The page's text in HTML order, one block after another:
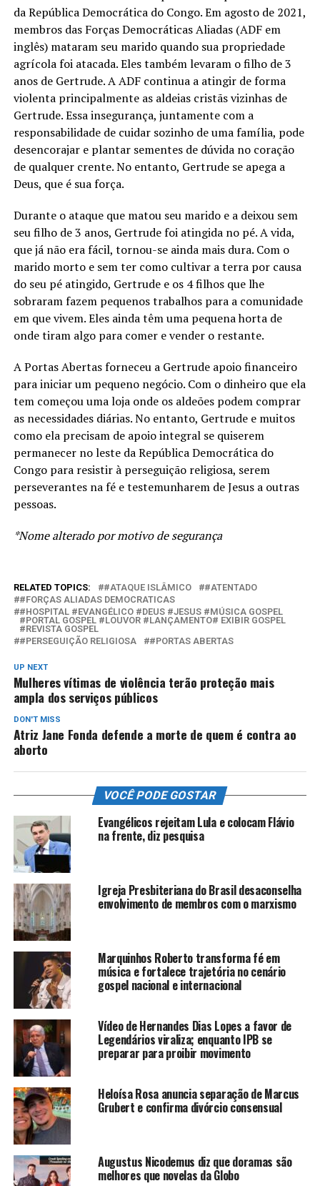
da República Democrática do Congo. Em agosto de 2021,
membros das Forças Democráticas Aliadas (ADF em
inglês) mataram seu marido quando sua propriedade
agrícola foi atacada. Eles também levaram o filho de 3
anos de Gertrude. A ADF continua a atingir de forma
violenta principalmente as aldeias cristãs vizinhas de
Gertrude. Essa insegurança, juntamente com a
responsabilidade de cuidar sozinho de uma família, pode
desencorajar e plantar sementes de dúvida no coração
de qualquer crente. No entanto, Gertrude se apega a
Deus, que é sua força.
Durante o ataque que matou seu marido e a deixou sem
seu filho de 3 anos, Gertrude foi atingida no pé. A vida,
que já não era fácil, tornou-se ainda mais dura. Com o
marido morto e sem ter como cultivar a terra por causa
do seu pé atingido, Gertrude e os 4 filhos que lhe
sobraram fazem pequenos trabalhos para a comunidade
em que vivem. Eles ainda têm uma pequena horta de
onde tiram algo para comer e vender o restante.
A Portas Abertas forneceu a Gertrude apoio financeiro
para iniciar um pequeno negócio. Com o dinheiro que ela
tem começou uma loja onde os aldeões podem comprar
as necessidades diárias. No entanto, Gertrude e muitos
como ela precisam de apoio integral se quiserem
permanecer no leste da República Democrática do
Congo para resistir à perseguição religiosa, serem
perseverantes na fé e testemunharem de Jesus a outras
pessoas.
*Nome alterado por motivo de segurança
RELATED TOPICS: #ATAQUE ISLÂMICO
#ATENTADO
#FORÇAS ALIADAS DEMOCRATICAS
#HOSPITAL #EVANGÉLICO #DEUS #JESUS #MÚSICA GOSPEL
#PORTAL GOSPEL #LOUVOR #LANÇAMENTO# EXIBIR GOSPEL
#REVISTA GOSPEL
#PERSEGUIÇÃO RELIGIOSA
#PORTAS ABERTAS
UP NEXT
Mulheres vítimas de violência terão proteção mais
ampla dos serviços públicos
DON'T MISS
Atriz Jane Fonda defende a morte de quem é contra ao
aborto
VOCÊ PODE GOSTAR
Evangélicos rejeitam Lula e colocam Flávio
na frente, diz pesquisa
Igreja Presbiteriana do Brasil desaconselha
envolvimento de membros com o marxismo
Marquinhos Roberto transforma fé em
música e fortalece trajetória no cenário
gospel nacional e internacional
Vídeo de Hernandes Dias Lopes a favor de
Legendários viraliza; enquanto IPB se
preparar para proibir movimento
Heloísa Rosa anuncia separação de Marcus
Grubert e confirma divórcio consensual
Augustus Nicodemus diz que doramas são
melhores que novelas da Globo